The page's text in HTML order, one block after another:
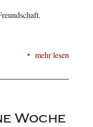
mehr lesen
Woche